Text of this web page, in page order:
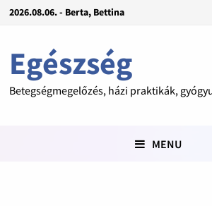
2026.08.06. - Berta, Bettina
Egészség
Betegségmegelőzés, házi praktikák,
MENU